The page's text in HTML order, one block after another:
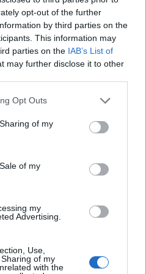
opt-out of the further
by third parties on the
This information may
parties on the IAB’s List of
may further disclose it to other
Opt Outs
of my
of my
my
Advertising.
Use,
of my
with the